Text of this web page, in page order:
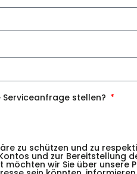
Serviceanfrage stellen?
zu schützen und zu
und zur Bereitstellung
möchten wir Sie über unsere